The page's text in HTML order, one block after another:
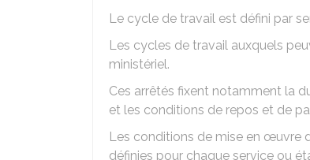
Le cycle de travail est défini par
Les cycles de travail auxquels
ministériel.
Ces arrêtés fixent notamment la
et les conditions de repos et de
Les conditions de mise en œuvre
définies pour chaque service ou